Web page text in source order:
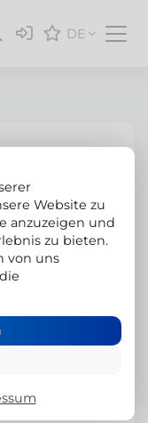
DE
Website zu
anzuzeigen und
zu bieten.
von uns